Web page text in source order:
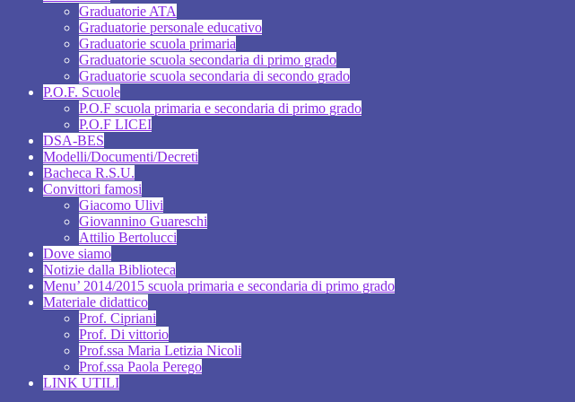
Graduatorie ATA
Graduatorie personale educativo
Graduatorie scuola primaria
Graduatorie scuola secondaria di primo grado
Graduatorie scuola secondaria di secondo grado
P.O.F. Scuole
P.O.F scuola primaria e secondaria di primo grado
P.O.F LICEI
DSA-BES
Modelli/Documenti/Decreti
Bacheca R.S.U.
Convittori famosi
Giacomo Ulivi
Giovannino Guareschi
Attilio Bertolucci
Dove siamo
Notizie dalla Biblioteca
Menu’ 2014/2015 scuola primaria e secondaria di primo grado
Materiale didattico
Prof. Cipriani
Prof. Di vittorio
Prof.ssa Maria Letizia Nicoli
Prof.ssa Paola Perego
LINK UTILI